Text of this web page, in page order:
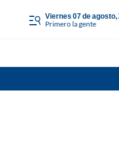
viernes 07 de
Primero la gente